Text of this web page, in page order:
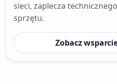
sieci, zaplecza
sprzętu.
Zobacz